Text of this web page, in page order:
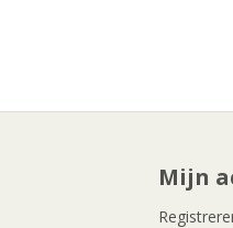
Mijn